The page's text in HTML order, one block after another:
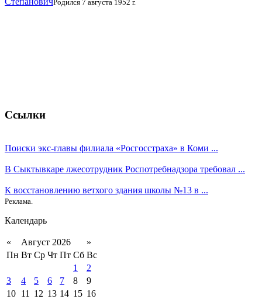
Родился 7 августа 1952 г.
Ссылки
Поиски экс-главы филиала «Росгосстраха» в Коми ...
В Сыктывкаре лжесотрудник Роспотребнадзора требовал ...
К восстановлению ветхого здания школы №13 в ...
Реклама.
Календарь
« Август 2026
»
Пн Вт Ср Чт Пт Сб Вс
1
2
3
4 5 6 7 8
9
10 11 12 13 14 15 16